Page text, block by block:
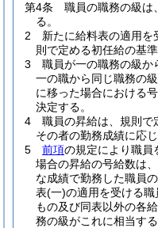
第4条
職員の職務の級は
る。
2
新たに給料表の適用を
則で定める初任給の基
3
職員が一の職務の級か
一の職から同じ職務の
に移った場合における
決定する。
4
職員の昇給は、規則で
その者の勤務成績に応
5
前項の規定により職員
場合の昇給の号給数は、
な成績で勤務した職員
表(一)の適用を受ける
もの及び同表以外の各
務の級がこれに相当す